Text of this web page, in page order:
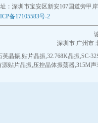
：深圳市宝安区新安107国道旁甲
备17105583号-2
深圳市 广州市
英晶振,贴片晶振,32.768K晶振,SC-
源贴片晶振,压控晶体振荡器,315M